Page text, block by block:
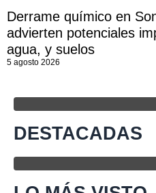
Derrame químico en
advierten potenciales
agua, y suelos
5 agosto 2026
DESTACADAS